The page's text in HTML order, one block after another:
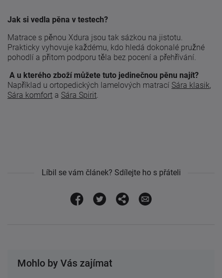
Mohlo by Vás zajímat
Jak si vedla pěna v testech?
Matrace s pěnou Xdura jsou tak sázkou na jistotu.
Prakticky vyhovuje každému, kdo hledá dokonalé pružné
pohodlí a přitom podporu těla bez pocení a přehřívání.
A u kterého zboží můžete tuto jedinečnou pěnu najít?
Například u ortopedických lamelových matrací Sára klasik,
Sára komfort a Sára Spirit
Líbil se vám článek? Sdílejte ho s přáteli